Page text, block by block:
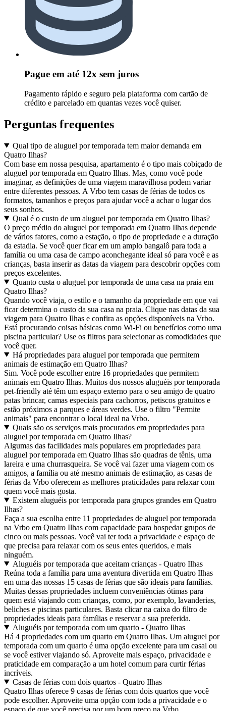
Pague em até 12x sem juros
Pagamento rápido e seguro pela plataforma com cartão de
crédito e parcelado em quantas vezes você quiser.
Perguntas frequentes
Qual tipo de aluguel por temporada tem maior demanda em
Quatro Ilhas?
Com base em nossa pesquisa, apartamento é o tipo mais cobiçado de
aluguel por temporada em Quatro Ilhas. Mas, como você pode
imaginar, as definições de uma viagem maravilhosa podem variar
entre diferentes pessoas. A Vrbo tem casas de férias de todos os
formatos, tamanhos e preços para ajudar você a achar o lugar dos
seus sonhos.
Qual é o custo de um aluguel por temporada em Quatro Ilhas?
O preço médio do aluguel por temporada em Quatro Ilhas depende
de vários fatores, como a estação, o tipo de propriedade e a duração
da estadia. Se você quer ficar em um amplo bangalô para toda a
família ou uma casa de campo aconchegante ideal só para você e as
crianças, basta inserir as datas da viagem para descobrir opções com
preços excelentes.
Quanto custa o aluguel por temporada de uma casa na praia em
Quatro Ilhas?
Quando você viaja, o estilo e o tamanho da propriedade em que vai
ficar determina o custo da sua casa na praia. Clique nas datas da sua
viagem para Quatro Ilhas e confira as opções disponíveis na Vrbo.
Está procurando coisas básicas como Wi-Fi ou benefícios como uma
piscina particular? Use os filtros para selecionar as comodidades que
você quer.
Há propriedades para aluguel por temporada que permitem
animais de estimação em Quatro Ilhas?
Sim. Você pode escolher entre 16 propriedades que permitem
animais em Quatro Ilhas. Muitos dos nossos aluguéis por temporada
pet-friendly até têm um espaço externo para o seu amigo de quatro
patas brincar, camas especiais para cachorros, petiscos gratuitos e
estão próximos a parques e áreas verdes. Use o filtro "Permite
animais" para encontrar o local ideal na Vrbo.
Quais são os serviços mais procurados em propriedades para
aluguel por temporada em Quatro Ilhas?
Algumas das facilidades mais populares em propriedades para
aluguel por temporada em Quatro Ilhas são quadras de tênis, uma
lareira e uma churrasqueira. Se você vai fazer uma viagem com os
amigos, a família ou até mesmo animais de estimação, as casas de
férias da Vrbo oferecem as melhores praticidades para relaxar com
quem você mais gosta.
Existem aluguéis por temporada para grupos grandes em Quatro
Ilhas?
Faça a sua escolha entre 11 propriedades de aluguel por temporada
na Vrbo em Quatro Ilhas com capacidade para hospedar grupos de
cinco ou mais pessoas. Você vai ter toda a privacidade e espaço de
que precisa para relaxar com os seus entes queridos, e mais
ninguém.
Aluguéis por temporada que aceitam crianças - Quatro Ilhas
Reúna toda a família para uma aventura divertida em Quatro Ilhas
em uma das nossas 15 casas de férias que são ideais para famílias.
Muitas dessas propriedades incluem conveniências ótimas para
quem está viajando com crianças, como, por exemplo, lavanderias,
beliches e piscinas particulares. Basta clicar na caixa do filtro de
propriedades ideais para famílias e reservar a sua preferida.
Aluguéis por temporada com um quarto - Quatro Ilhas
Há 4 propriedades com um quarto em Quatro Ilhas. Um aluguel por
temporada com um quarto é uma opção excelente para um casal ou
se você estiver viajando só. Aproveite mais espaço, privacidade e
praticidade em comparação a um hotel comum para curtir férias
incríveis.
Casas de férias com dois quartos - Quatro Ilhas
Quatro Ilhas oferece 9 casas de férias com dois quartos que você
pode escolher. Aproveite uma opção com toda a privacidade e o
espaço de que você precisa por um bom preço na Vrbo.